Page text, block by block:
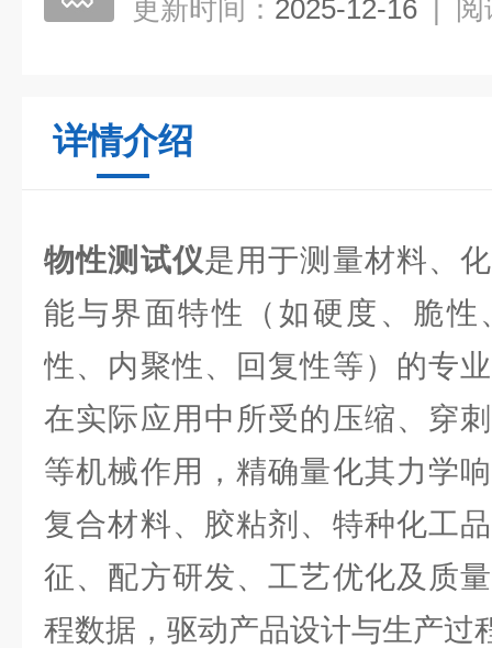
更新时间： 2025-12-16 | 阅
详情介绍
物性测试仪是用于测量材料、
能与界面特性（如硬度、脆性
性、内聚性、回复性等）的专
在实际应用中所受的压缩、穿
等机械作用，精确量化其力学
复合材料、胶粘剂、特种化工
征、配方研发、工艺优化及质
程数据，驱动产品设计与生产过